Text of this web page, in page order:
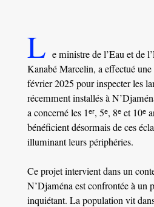
L e ministre de l’Eau et de
Kanabé Marcelin, a effectué
février 2025 pour inspecter les
récemment installés à
a concerné les 1ᵉʳ, 5ᵉ, 8ᵉ et 10ᵉ
bénéficient désormais de ces
illuminant leurs périphéries.
Ce projet intervient dans un
N’Djaména est confrontée à un
inquiétant. La population vit